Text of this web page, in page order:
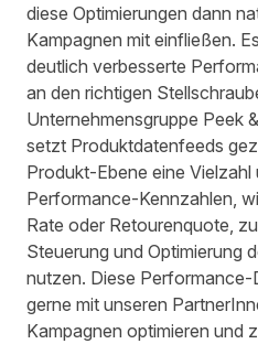
diese Optimierungen dann
Kampagnen mit einfließen.
deutlich verbesserte
an den richtigen
Unternehmensgruppe Peek
setzt Produktdatenfeeds
Produkt-Ebene eine
Performance-Kennzahlen,
Rate oder Retourenquote,
Steuerung und Optimierung
nutzen. Diese Performance-
gerne mit unseren
Kampagnen optimieren und